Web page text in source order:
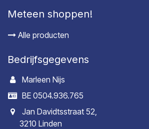
Meteen shoppen!
Alle producten
Bedrijfsgegevens
Marleen Nijs
BE 0504.936.765
Jan Davidtsstraat 52,
3210 Linden